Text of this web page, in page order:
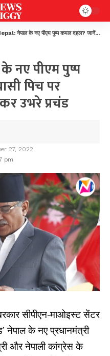
के नए पीएम पुष्प कमल दहल? जानें सियासी पिच पर आधुनिक रणनीति बनाकर उभरे प्रचंड
नए पीएम पुष्प
पिच पर
उभरे प्रचंड
pm
27, 2022
सीपीएन-माओइस्ट सेंटर
नेपाल के नए प्रधानमंत्री
और नेपाली कांग्रेस के